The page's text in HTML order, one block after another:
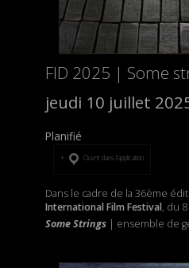
FID 2025 | Some
jeudi 10 juillet
Planifié
Ouvrir dans l’application
Dans le cadre de la 36ème
International Film Festival, du
Some Strings| ensemble de